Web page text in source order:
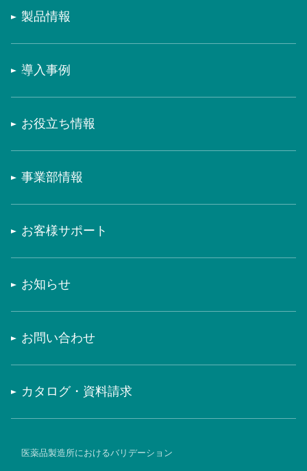
製品情報
導入事例
お役立ち情報
事業部情報
お客様サポート
お知らせ
お問い合わせ
カタログ・資料請求
医薬品製造所におけるバリデーション